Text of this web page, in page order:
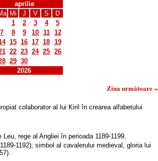
aprilie
Mi J V S
D
1
2 3 4
5
7 8 9 10 11
12
15 16 17 18 19
22 23 24 25 26
29 30
2026
Ziua următoare »
colaborator al lui Kiril în crearea alfabetului
rege al Angliei în perioada 1189-1199,
1192); simbol al cavalerului medieval, gloria lui